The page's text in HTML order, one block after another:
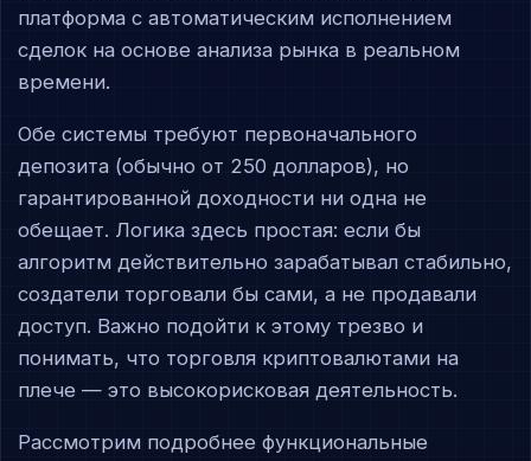
платформа с автоматическим исполнением
сделок на основе анализа рынка в реальном
времени.
Обе системы требуют первоначального
депозита (обычно от 250 долларов), но
гарантированной доходности ни одна не
обещает. Логика здесь простая: если бы
алгоритм действительно зарабатывал стабильно,
создатели торговали бы сами, а не продавали
доступ. Важно подойти к этому трезво и
понимать, что торговля криптовалютами на
плече — это высокорисковая деятельность.
Рассмотрим подробнее функциональные